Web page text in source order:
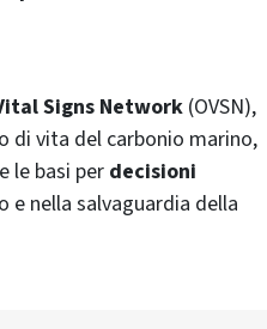
Signs Network(OVSN),
di vita del carbonio marino,
le basi perdecisioni
nella salvaguardia della